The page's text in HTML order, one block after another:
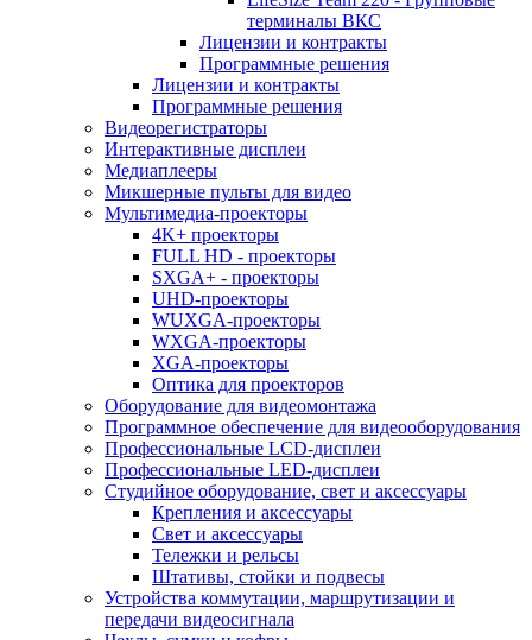
терминалы ВКС
Лицензии и контракты
Программные решения
Лицензии и контракты
Программные решения
Видеорегистраторы
Интерактивные дисплеи
Медиаплееры
Микшерные пульты для видео
Мультимедиа-проекторы
4K+ проекторы
FULL HD - проекторы
SXGA+ - проекторы
UHD-проекторы
WUXGA-проекторы
WXGA-проекторы
XGA-проекторы
Оптика для проекторов
Оборудование для видеомонтажа
Программное обеспечение для видеооборудования
Профессиональные LCD-дисплеи
Профессиональные LED-дисплеи
Студийное оборудование, свет и аксессуары
Крепления и аксессуары
Свет и аксессуары
Тележки и рельсы
Штативы, стойки и подвесы
Устройства коммутации, маршрутизации и
передачи видеосигнала